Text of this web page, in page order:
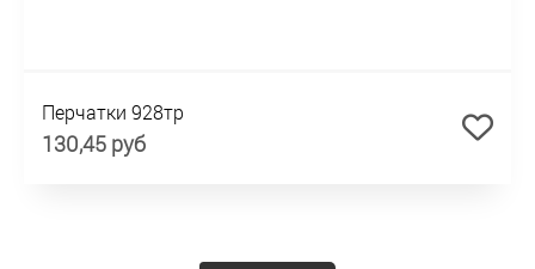
Перчатки 928тр
130,45 руб